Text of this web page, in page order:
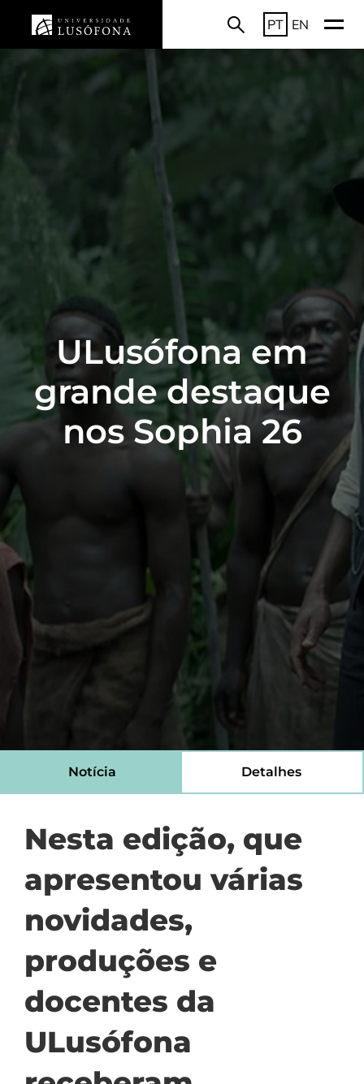
PT EN
ULusófona em
grande destaque
nos Sophia 26
Notícia Detalhes
Nesta edição, que
apresentou várias
novidades,
produções e
docentes da
ULusófona